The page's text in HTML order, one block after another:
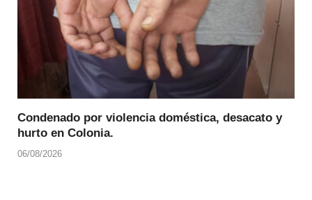
Condenado por violencia doméstica, desacato y
hurto en Colonia.
06/08/2026